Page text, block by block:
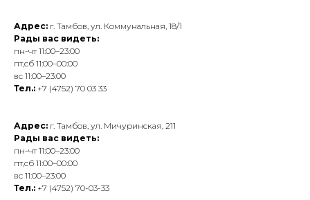
Адрес: г. Тамбов, ул. Коммунальная, 18/1
Рады вас видеть:
пн-чт 11:00–23:00
пт,сб 11:00–00:00
вс 11:00–23:00
Тел.: +7 (4752) 70 03 33
Адрес: г. Тамбов, ул. Мичуринская, 211
Рады вас видеть:
пн-чт 11:00–23:00
пт,сб 11:00–00:00
вс 11:00–23:00
Тел.: +7 (4752) 70-03-33